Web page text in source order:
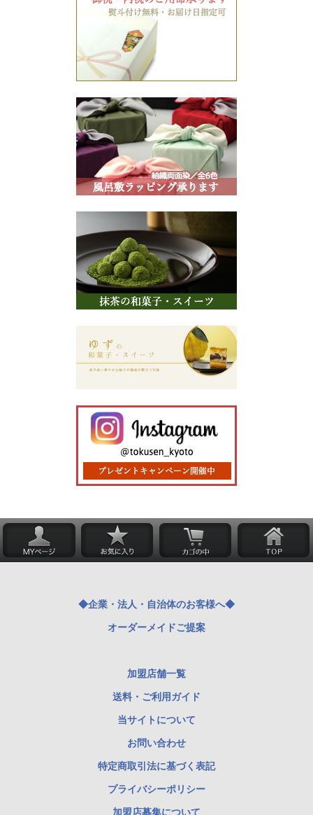
◆企業・法人・自治体のお客様へ◆
オーダーメイドご提案
加盟店舗一覧
送料・ご利用ガイド
当サイトについて
お問い合わせ
特定商取引法に基づく表記
プライバシーポリシー
加盟店募集について